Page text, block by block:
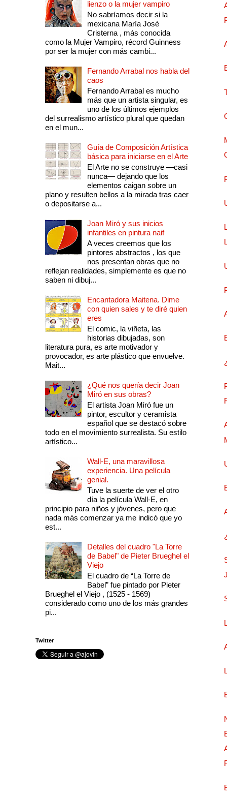
lienzo o la mujer vampiro
No sabríamos decir si la
mexicana María José
Cristerna , más conocida
como la Mujer Vampiro, récord Guinness
por ser la mujer con más cambi...
Fernando Arrabal nos habla del
caos
Fernando Arrabal es mucho
más que un artista singular, es
uno de los últimos ejemplos
del surrealismo artístico plural que quedan
en el mun...
Guía de Composición Artística
básica para iniciarse en el Arte
El Arte no se construye —casi
nunca— dejando que los
elementos caigan sobre un
plano y resulten bellos a la mirada tras caer
o depositarse a...
Joan Miró y sus inicios
infantiles en pintura naif
A veces creemos que los
pintores abstractos , los que
nos presentan obras que no
reflejan realidades, simplemente es que no
saben ni dibuj...
Encantadora Maitena. Dime
con quien sales y te diré quien
eres
El comic, la viñeta, las
historias dibujadas, son
literatura pura, es arte motivador y
provocador, es arte plástico que envuelve.
Mait...
¿Qué nos quería decir Joan
Miró en sus obras?
El artista Joan Miró fue un
pintor, escultor y ceramista
español que se destacó sobre
todo en el movimiento surrealista. Su estilo
artístico...
Wall-E, una maravillosa
experiencia. Una película
genial.
Tuve la suerte de ver el otro
día la película Wall-E, en
principio para niños y jóvenes, pero que
nada más comenzar ya me indicó que yo
est...
Detalles del cuadro "La Torre
de Babel" de Pieter Brueghel el
Viejo
El cuadro de “La Torre de
Babel” fue pintado por Pieter
Brueghel el Viejo , (1525 - 1569)
considerado como uno de los más grandes
pi...
Twitter